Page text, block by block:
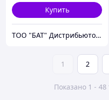
Купить
ТОО "БАТ" Дистрибьютор фирмы NOVOL
1 2
Показано 1 - 48